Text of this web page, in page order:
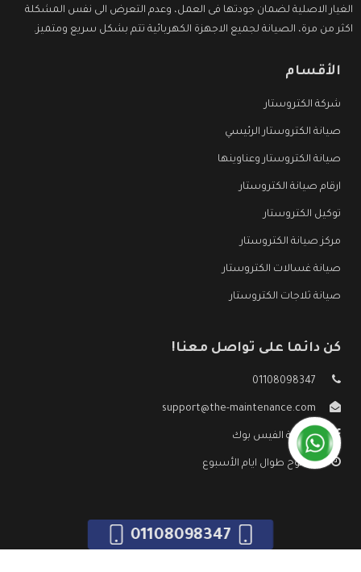
الغيار الاصلية لضمان جودتها فى العمل، وعدم التعرض الى نفس المشكلة
اكثر من مرة، الصيانة لجميع الاجهزة الكهربائية تتم بشكل سريع ومتميز.
الأقسام
شركة الكتروستار
صيانة الكتروستار الرئيسي
صيانة الكتروستار وعناوينها
ارقام صيانة الكتروستار
توكيل الكتروستار
مركز صيانة الكتروستار
صيانة غسالات الكتروستار
صيانة ثلاجات الكتروستار
كن دائما على تواصل معنا!
01108098347
support@the-maintenance.com
صفحة الفيس بوك
مفتوح طوال ايام الأسبوع
01108098347